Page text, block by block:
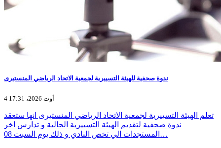
ندوة صحفية للهيئة التسييرية لجمعية الاتحاد الرياضي المنستيرى
4 أوت 2026، 17:31
تعلم الهيئة التسييرية لجمعية الاتحاد الرياضي المنستيرى انها ستعقد
ندوة صحفية لتقديم الهيئة التسييرية الحالية و تدارس اخر
المستجدات الي تخص النادي و ذلك يوم السبت 08…